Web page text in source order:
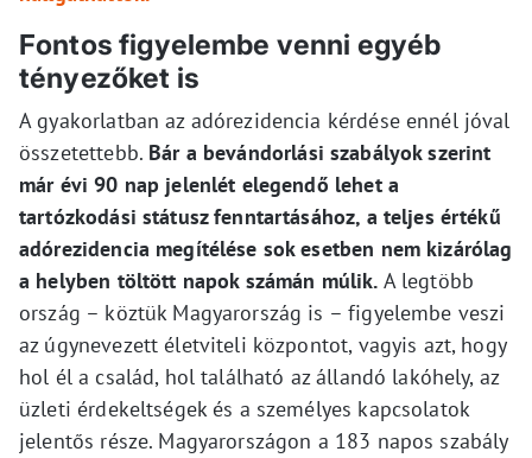
Fontos figyelembe venni egyéb
tényezőket is
A gyakorlatban az adórezidencia kérdése ennél jóval
összetettebb. Bár a bevándorlási szabályok szerint
már évi 90 nap jelenlét elegendő lehet a
tartózkodási státusz fenntartásához, a teljes értékű
adórezidencia megítélése sok esetben nem kizárólag
a helyben töltött napok számán múlik. A legtöbb
ország – köztük Magyarország is – figyelembe veszi
az úgynevezett életviteli központot, vagyis azt, hogy
hol él a család, hol található az állandó lakóhely, az
üzleti érdekeltségek és a személyes kapcsolatok
jelentős része. Magyarországon a 183 napos szabály